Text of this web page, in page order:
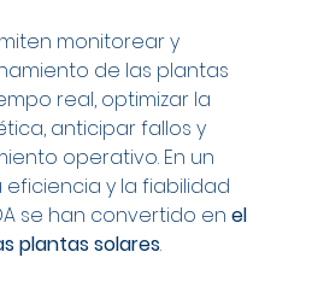
monitorear y
de las plantas
real, optimizar la
anticipar fallos y
operativo. En un
y la fiabilidad
se han convertido en el
plantas solares.